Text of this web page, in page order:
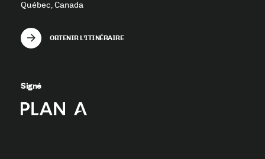
Québec, Canada
OBTENIR L’ITINÉRAIRE
Signé